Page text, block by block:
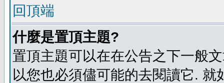
回頂端
什麼是置頂主題?
置頂主題可以在在公告之下一般
以您也必須儘可能的去閱讀它.